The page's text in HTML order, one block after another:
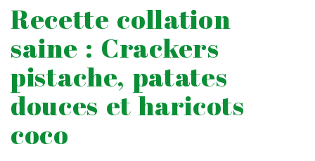
Recette collation
saine : Crackers
pistache, patates
douces et haricots
coco